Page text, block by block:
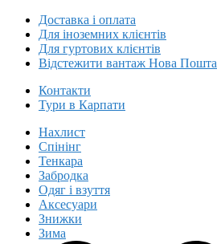
Доставка і оплата
Для іноземних клієнтів
Для гуртових клієнтів
Відстежити вантаж Нова Пошта
Контакти
Тури в Карпати
Нахлист
Спінінг
Тенкара
Забродка
Одяг і взуття
Аксесуари
Знижки
Зима